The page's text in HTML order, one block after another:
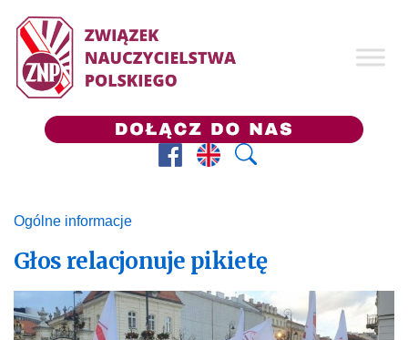
FacebookPrezes ZNP
Wyszukaj
Ogólne informacje
Głos relacjonuje pikietę